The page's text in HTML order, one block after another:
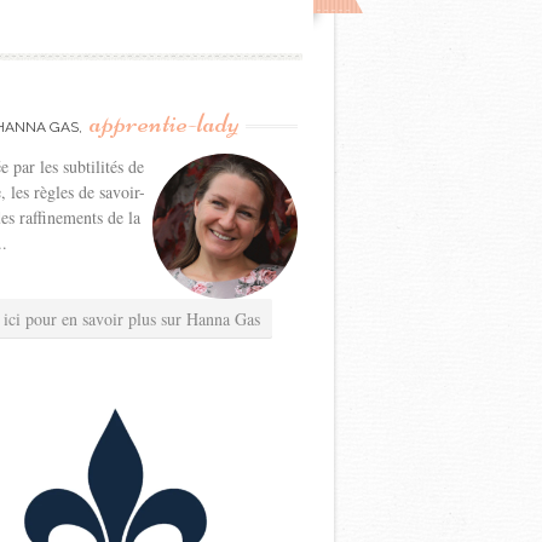
GAS, apprentie-lady
par les subtilités de
les règles de savoir-
raffinements de la
pour en savoir plus sur Hanna Gas